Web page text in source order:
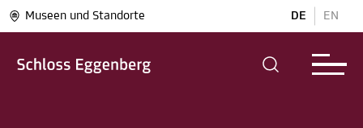
Museen und Standorte DE EN